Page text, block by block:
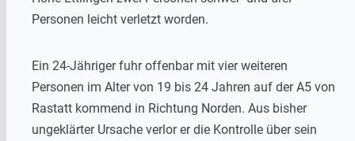
Personen leicht verletzt worden.
Ein 24-Jähriger fuhr offenbar mit vier weiteren
Personen im Alter von 19 bis 24 Jahren auf der A5 von
Rastatt kommend in Richtung Norden. Aus bisher
ungeklärter Ursache verlor er die Kontrolle über sein